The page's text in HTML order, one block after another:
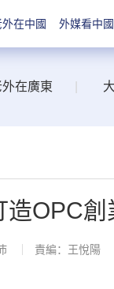
外在中國 外媒看中國
外在廣東
OPC創
責編：王悅陽